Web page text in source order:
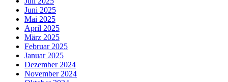
Juni 2025
Mai 2025
April 2025
März 2025
Februar 2025
Januar 2025
Dezember 2024
November 2024